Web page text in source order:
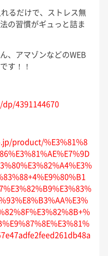
るだけで、ストレス無
の習慣がギュっと詰ま
、アマゾンなどのWEB
す！！
4391144670
product/%E3%81%8